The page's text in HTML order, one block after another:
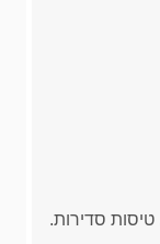
טיסות סדירות.